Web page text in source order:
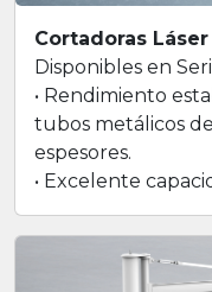
Cortadoras
Disponibles en
• Rendimiento
tubos metálicos
espesores.
• Excelente